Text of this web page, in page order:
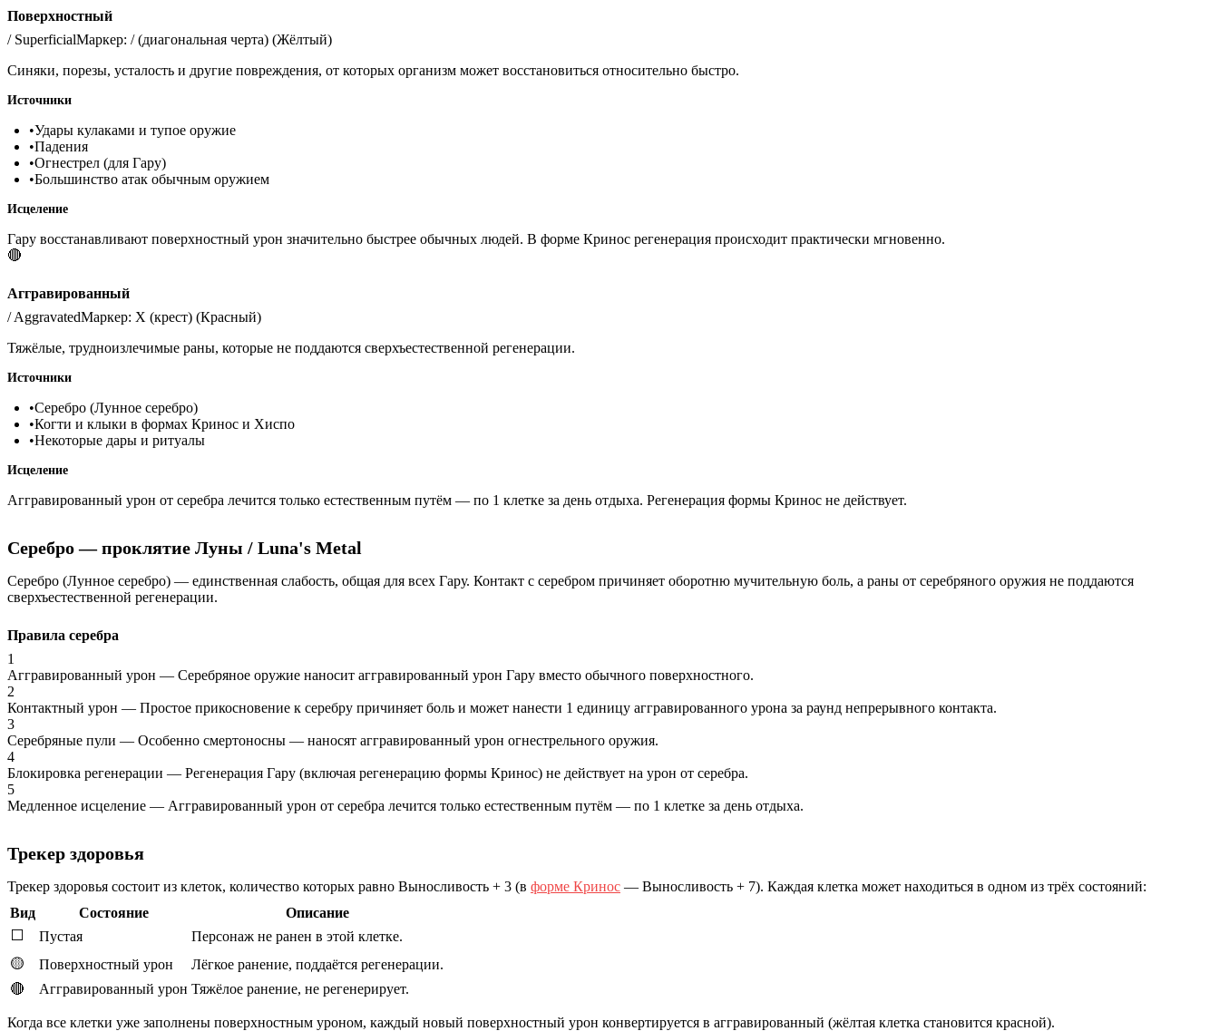
Поверхностный
/ SuperficialМаркер: / (диагональная черта) (Жёлтый)
Синяки, порезы, усталость и другие повреждения, от которых организм может восстановиться относительно быстро.
Источники
•Удары кулаками и тупое оружие
•Падения
•Огнестрел (для Гару)
•Большинство атак обычным оружием
Исцеление
Гару восстанавливают поверхностный урон значительно быстрее обычных людей. В форме Кринос регенерация происходит практически мгновенно.
🔴
Аггравированный
/AggravatedМаркер: X (крест) (Красный)
Тяжёлые, трудноизлечимые раны, которые не поддаются сверхъестественной регенерации.
Источники
•Серебро (Лунное серебро)
•Когти и клыки в формах Кринос и Хиспо
•Некоторые дары и ритуалы
Исцеление
Аггравированный урон от серебра лечится только естественным путём — по 1 клетке за день отдыха. Регенерация формы Кринос не действует.
Серебро — проклятие Луны / Luna's Metal
Серебро (Лунное серебро) — единственная слабость, общая для всех Гару. Контакт с серебром причиняет оборотню мучительную боль, а раны от серебряного оружия не поддаются
сверхъестественной регенерации.
Правила серебра
1
Аггравированный урон — Серебряное оружие наносит аггравированный урон Гару вместо обычного поверхностного.
2
Контактный урон — Простое прикосновение к серебру причиняет боль и может нанести 1 единицу аггравированного урона за раунд непрерывного контакта.
3
Серебряные пули — Особенно смертоносны — наносят аггравированный урон огнестрельного оружия.
4
Блокировка регенерации — Регенерация Гару (включая регенерацию формы Кринос) не действует на урон от серебра.
5
Медленное исцеление — Аггравированный урон от серебра лечится только естественным путём — по 1 клетке за день отдыха.
Трекер здоровья
Трекер здоровья состоит из клеток, количество которых равно Выносливость + 3 (в форме Кринос — Выносливость + 7). Каждая клетка может находиться в одном из трёх состояний:
Вид
Состояние
Описание
⬜
Пустая
Персонаж не ранен в этой клетке.
🟡
Поверхностный урон
Лёгкое ранение, поддаётся регенерации.
🔴
Аггравированный урон Тяжёлое ранение, не регенерирует.
Когда все клетки уже заполнены поверхностным уроном, каждый новый поверхностный урон конвертируется в аггравированный (жёлтая клетка становится красной).